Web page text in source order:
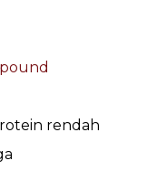
rendah